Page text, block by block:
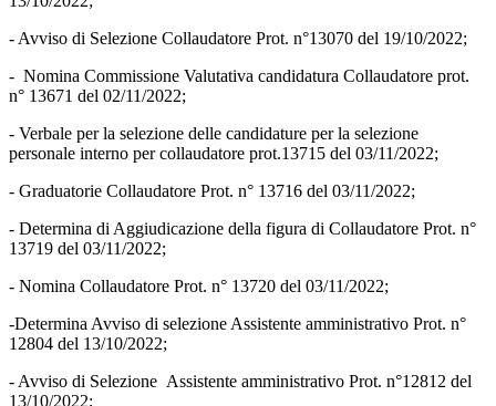
- Avviso di Selezione Collaudatore Prot. n°13070 del 19/10/2022;
- Nomina Commissione Valutativa candidatura Collaudatore prot.
n° 13671 del 02/11/2022;
- Verbale per la selezione delle candidature per la selezione
personale interno per collaudatore prot.13715 del 03/11/2022;
- Graduatorie Collaudatore Prot. n° 13716 del 03/11/2022;
- Determina di Aggiudicazione della figura di Collaudatore Prot. n°
13719 del 03/11/2022;
- Nomina Collaudatore Prot. n° 13720 del 03/11/2022;
-Determina Avviso di selezione Assistente amministrativo Prot. n°
12804 del 13/10/2022;
- Avviso di Selezione Assistente amministrativo Prot. n°12812 del
13/10/2022;